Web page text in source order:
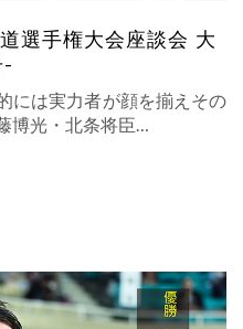
選手権大会座談会 大
-
には実力者が顔を揃えその
博光・北条将臣…